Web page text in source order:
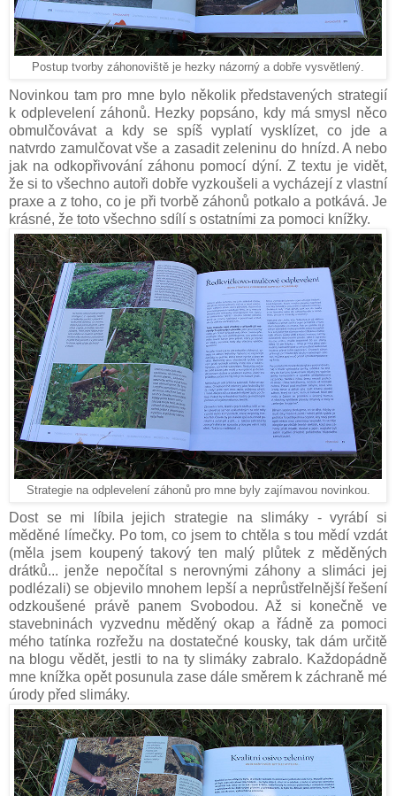
Postup tvorby záhonoviště je hezky názorný a dobře vysvětlený.
Novinkou tam pro mne bylo několik představených strategií
k odplevelení záhonů. Hezky popsáno, kdy má smysl něco
obmulčovávat a kdy se spíš vyplatí vysklízet, co jde a
natvrdo zamulčovat vše a zasadit zeleninu do hnízd. A nebo
jak na odkopřivování záhonu pomocí dýní. Z textu je vidět,
že si to všechno autoři dobře vyzkoušeli a vycházejí z vlastní
praxe a z toho, co je při tvorbě záhonů potkalo a potkává. Je
krásné, že toto všechno sdílí s ostatními za pomoci knížky.
Strategie na odplevelení záhonů pro mne byly zajímavou novinkou.
Dost se mi líbila jejich strategie na slimáky - vyrábí si
měděné límečky. Po tom, co jsem to chtěla s tou mědí vzdát
(měla jsem koupený takový ten malý plůtek z měděných
drátků... jenže nepočítal s nerovnými záhony a slimáci jej
podlézali) se objevilo mnohem lepší a neprůstřelnější řešení
odzkoušené právě panem Svobodou. Až si konečně ve
stavebninách vyzvednu měděný okap a řádně za pomoci
mého tatínka rozřežu na dostatečné kousky, tak dám určitě
na blogu vědět, jestli to na ty slimáky zabralo. Každopádně
mne knížka opět posunula zase dále směrem k záchraně mé
úrody před slimáky.